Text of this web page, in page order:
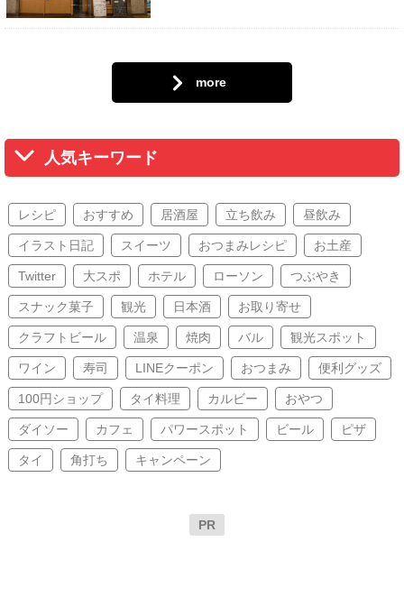
more
人気キーワード
レシピ おすすめ 居酒屋 立ち飲み 昼飲み
イラスト日記 スイーツ おつまみレシピ お土産
Twitter 大スポ ホテル ローソン つぶやき
スナック菓子 観光 日本酒 お取り寄せ
クラフトビール 温泉 焼肉 バル 観光スポット
ワイン 寿司 LINEクーポン おつまみ 便利グッズ
100円ショップ タイ料理 カルビー おやつ
ダイソー カフェ パワースポット ビール ピザ
タイ 角打ち キャンペーン
PR